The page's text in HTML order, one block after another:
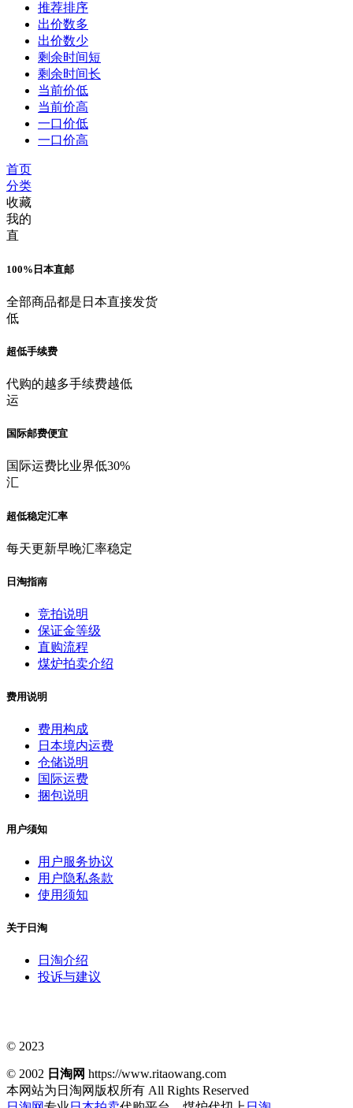
推荐排序
出价数多
出价数少
剩余时间短
剩余时间长
当前价低
当前价高
一口价低
一口价高
首页
分类
收藏
我的
直
100%日本直邮
全部商品都是日本直接发货
低
超低手续费
代购的越多手续费越低
运
国际邮费便宜
国际运费比业界低30%
汇
超低稳定汇率
每天更新早晚汇率稳定
日淘指南
竞拍说明
保证金等级
直购流程
煤炉拍卖介绍
费用说明
费用构成
日本境内运费
仓储说明
国际运费
捆包说明
用户须知
用户服务协议
用户隐私条款
使用须知
关于日淘
日淘介绍
投诉与建议
© 2023
© 2002 日淘网 https://www.ritaowang.com
本网站为日淘网版权所有 All Rights Reserved